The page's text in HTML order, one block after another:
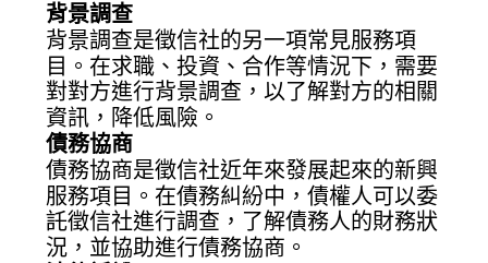
背景調查
背景調查是徵信社的另一項常見服務項
目。在求職、投資、合作等情況下，需要
對對方進行背景調查，以了解對方的相關
資訊，降低風險。
債務協商
債務協商是徵信社近年來發展起來的新興
服務項目。在債務糾紛中，債權人可以委
託徵信社進行調查，了解債務人的財務狀
況，並協助進行債務協商。